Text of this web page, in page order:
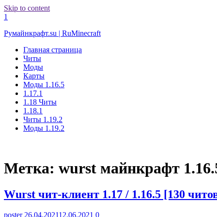
Skip to content
1
Румайнкрафт.su | RuMinecraft
Главная страница
Читы
Моды
Карты
Моды 1.16.5
1.17.1
1.18 Читы
1.18.1
Читы 1.19.2
Моды 1.19.2
Метка: wurst майнкрафт
Wurst чит-клиент 1.17 / 1.16.5 [130
poster 26.04.202112.06.2021 0